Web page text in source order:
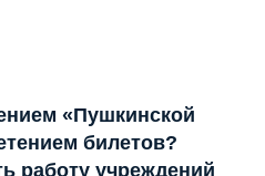
«Пушкинской
билетов?
работу учреждений